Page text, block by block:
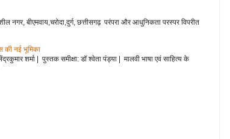
नगर, बीएमवाय,चरोदा,दुर्ग, छत्तीसगढ़ परंपरा और आधुनिकता परस्पर विपरीत
की नई भूमिका
शर्मा | पुस्तक समीक्षा: डॉ श्वेता पंड्या | मालवी भाषा एवं साहित्य के